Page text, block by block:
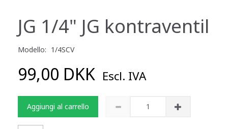
JG 1/4" JG kontraventil
Modello: 1/4SCV
99,00 DKK Escl. IVA
Aggiungi al carrello